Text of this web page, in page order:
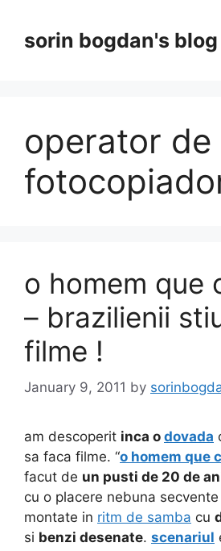
contentsorin bogdan's blog
operator de
o homem que
– brazilienii
filme !
January 9, 2011 by
am descoperit inca o dovada
sa faca filme. “o homem que
facut de un pusti de 20 de
cu o placere nebuna
montate in ritm de samba cu
si benzi desenate. scenariul